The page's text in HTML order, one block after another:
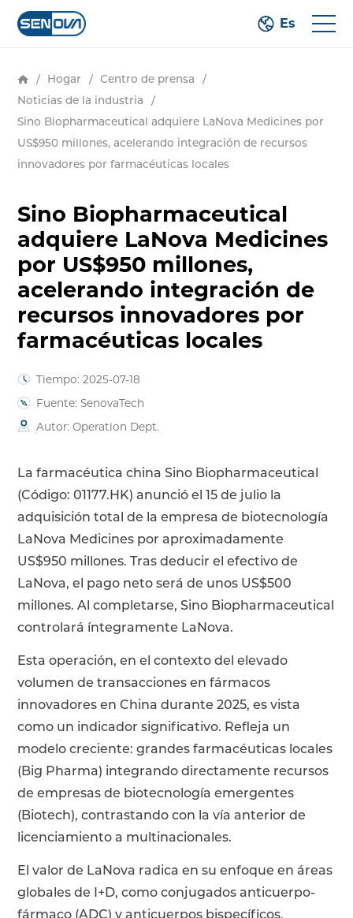
Es
/ Hogar / Centro de prensa
/
Noticias de la industria
/
Sino Biopharmaceutical adquiere LaNova Medicines por
US$950 millones, acelerando integración de recursos
innovadores por farmacéuticas locales
Sino Biopharmaceutical
adquiere LaNova Medicines
por US$950 millones,
acelerando integración de
recursos innovadores por
farmacéuticas locales
Tiempo: 2025-07-18
Fuente: SenovaTech
Autor: Operation Dept.
La farmacéutica china Sino Biopharmaceutical
(Código: 01177.HK) anunció el 15 de julio la
adquisición total de la empresa de biotecnología
LaNova Medicines por aproximadamente
US$950 millones. Tras deducir el efectivo de
LaNova, el pago neto será de unos US$500
millones. Al completarse, Sino Biopharmaceutical
controlará íntegramente LaNova.
Esta operación, en el contexto del elevado
volumen de transacciones en fármacos
innovadores en China durante 2025, es vista
como un indicador significativo. Refleja un
modelo creciente: grandes farmacéuticas locales
(Big Pharma) integrando directamente recursos
de empresas de biotecnología emergentes
(Biotech), contrastando con la vía anterior de
licenciamiento a multinacionales.
El valor de LaNova radica en su enfoque en áreas
globales de I+D, como conjugados anticuerpo-
fármaco (ADC) y anticuerpos bispecíficos,